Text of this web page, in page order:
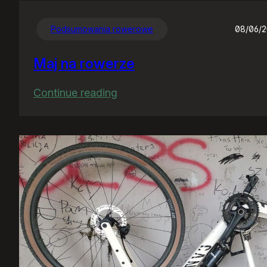
Podsumowania rowerowe 08/06/
Maj na rowerze
Continue reading
rowerze